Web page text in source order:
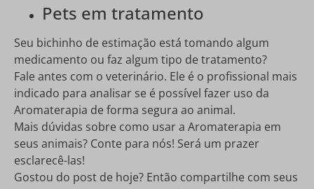
Pets em tratamento
Seu bichinho de estimação está tomando algum
medicamento ou faz algum tipo de tratamento?
Fale antes com o veterinário. Ele é o profissional mais
indicado para analisar se é possível fazer uso da
Aromaterapia de forma segura ao animal.
Mais dúvidas sobre como usar a Aromaterapia em
seus animais? Conte para nós! Será um prazer
esclarecê-las!
Gostou do post de hoje? Então compartilhe com seus